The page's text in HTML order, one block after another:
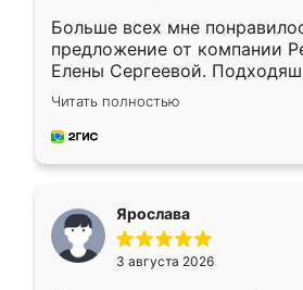
Больше всех мне
предложение от компании
Елены Сергеевой.
короткие сроки
для замера сотрудник
предложил по моему эскизу
Читать полностью
Ярослава
3 августа 2026